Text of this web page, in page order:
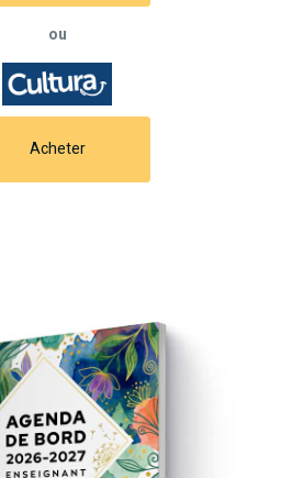
ou
Acheter